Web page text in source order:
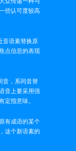
些认可度较高
音语素替换原
点信息的表现
音，系同音替
音上要采用强
定指意味。
有成语的某个
这个新语素的